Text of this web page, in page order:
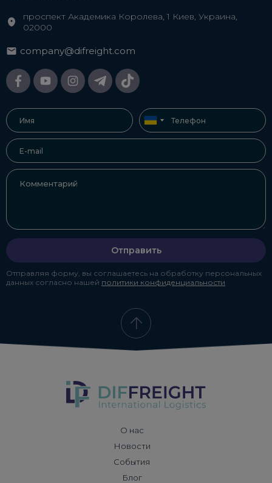
проспект Академика Королева, 1 Киев, Украина,
02000
company@difreight.com
Отправить
Отправляя форму, вы соглашаетесь на обработку персональных
данных согласно нашей политики конфиденциальности
О нас
Новости
События
Блог